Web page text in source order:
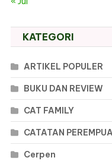
KATEGORI
ARTIKEL POPULER
BUKU DAN REVIEW
CAT FAMILY
CATATAN
Cerpen